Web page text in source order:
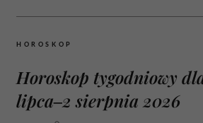
HOROSKOP
Horoskop tygodniowy
lipca–2 sierpnia 2026